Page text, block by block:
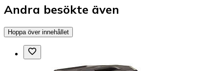
Andra besökte även
Hoppa över innehållet